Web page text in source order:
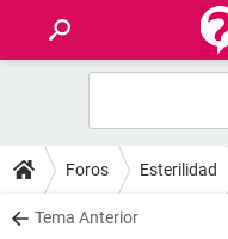
FOROS
SALUD
Foros Esterilidad
Tema Anterior